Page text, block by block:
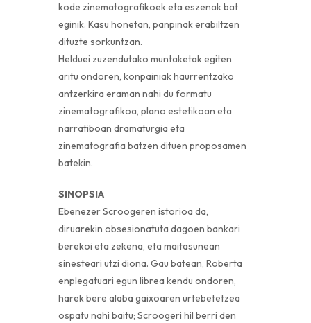
kode zinematografikoek eta eszenak bat
eginik. Kasu honetan, panpinak erabiltzen
dituzte sorkuntzan.
Helduei zuzendutako muntaketak egiten
aritu ondoren, konpainiak haurrentzako
antzerkira eraman nahi du formatu
zinematografikoa, plano estetikoan eta
narratiboan dramaturgia eta
zinematografia batzen dituen proposamen
batekin.
SINOPSIA
Ebenezer Scroogeren istorioa da,
diruarekin obsesionatuta dagoen bankari
berekoi eta zekena, eta maitasunean
sinesteari utzi diona. Gau batean, Roberta
enplegatuari egun librea kendu ondoren,
harek bere alaba gaixoaren urtebetetzea
ospatu nahi baitu; Scroogeri hil berri den